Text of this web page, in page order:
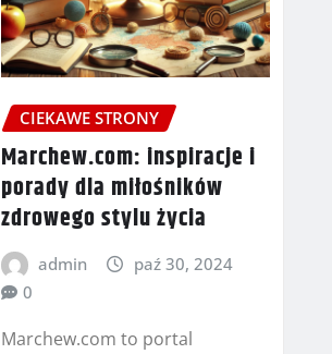
CIEKAWE STRONY
Marchew.com: inspiracje i
porady dla miłośników
zdrowego stylu życia
admin
paź 30, 2024
0
Marchew.com to portal